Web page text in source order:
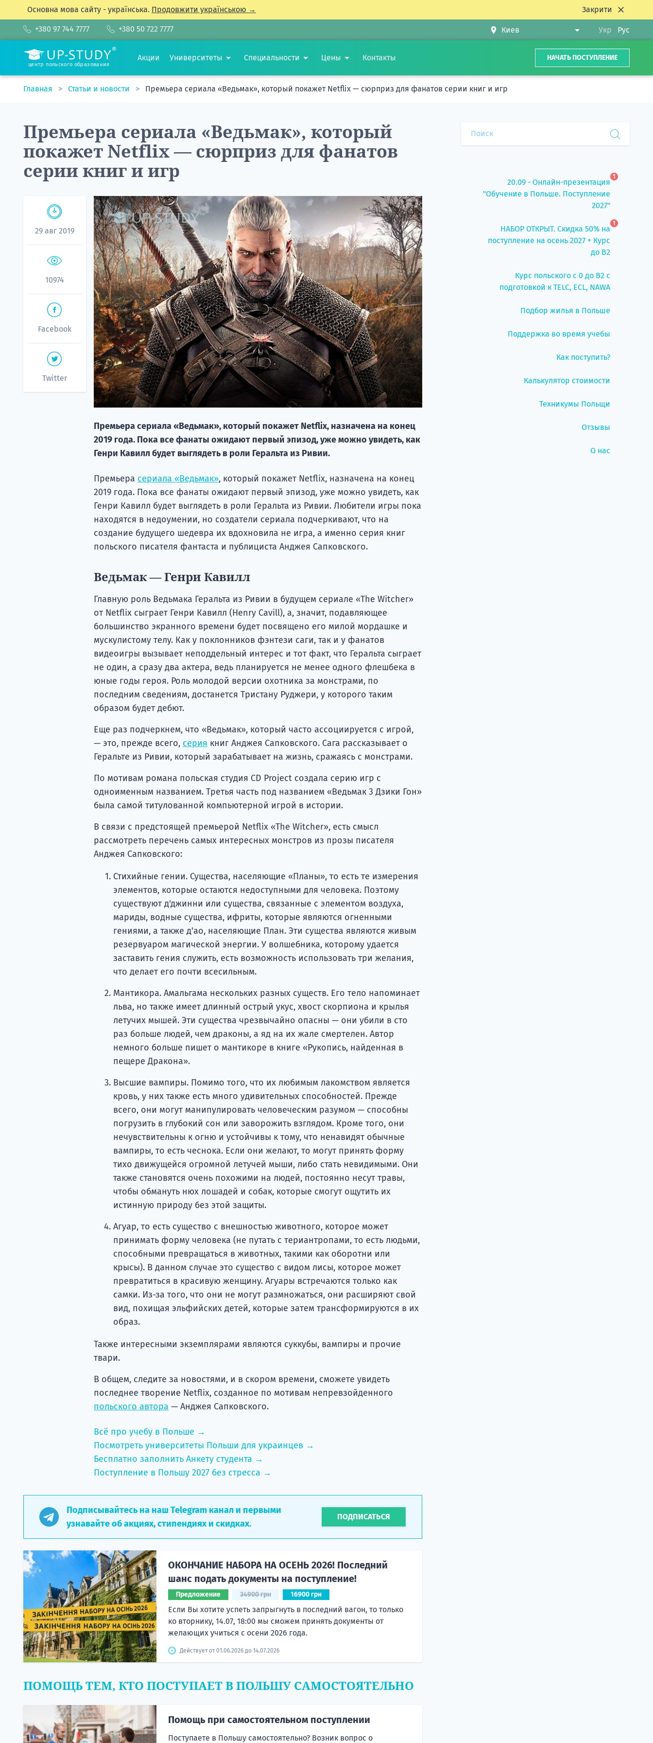
Основна мова сайту - українська. Продовжити українською → Закрити
+380 97 744 7777 +380 50 722 7777 Укр Рус
центр польского образования
Акции Университеты Специальности Цены Контакты НАЧАТЬ ПОСТУПЛЕНИЕ
Главная Статьи и новости Премьера сериала «Ведьмак», который покажет Netflix — сюрприз для фанатов серии книг и игр
Премьера сериала «Ведьмак», который
покажет Netflix — сюрприз для фанатов
серии книг и игр
29 авг 2019
10974
Facebook
Twitter
Премьера сериала «Ведьмак», который покажет Netflix, назначена на конец
2019 года. Пока все фанаты ожидают первый эпизод, уже можно увидеть, как
Генри Кавилл будет выглядеть в роли Геральта из Ривии.
Премьера сериала «Ведьмак», который покажет Netflix, назначена на конец
2019 года. Пока все фанаты ожидают первый эпизод, уже можно увидеть, как
Генри Кавилл будет выглядеть в роли Геральта из Ривии. Любители игры пока
находятся в недоумении, но создатели сериала подчеркивают, что на
создание будущего шедевра их вдохновила не игра, а именно серия книг
польского писателя фантаста и публициста Анджея Сапковского.
Ведьмак — Генри Кавилл
Главную роль Ведьмака Геральта из Ривии в будущем сериале «The Witcher»
от Netflix сыграет Генри Кавилл (Henry Cavill), а, значит, подавляющее
большинство экранного времени будет посвящено его милой мордашке и
мускулистому телу. Как у поклонников фэнтези саги, так и у фанатов
видеоигры вызывает неподдельный интерес и тот факт, что Геральта сыграет
не один, а сразу два актера, ведь планируется не менее одного флешбека в
юные годы героя. Роль молодой версии охотника за монстрами, по
последним сведениям, достанется Тристану Руджери, у которого таким
образом будет дебют.
Еще раз подчеркнем, что «Ведьмак», который часто ассоциируется с игрой,
— это, прежде всего, серия книг Анджея Сапковского. Сага рассказывает о
Геральте из Ривии, который зарабатывает на жизнь, сражаясь с монстрами.
По мотивам романа польская студия CD Project создала серию игр с
одноименным названием. Третья часть под названием «Ведьмак 3 Дзики Гон»
была самой титулованной компьютерной игрой в истории.
В связи с предстоящей премьерой Netflix «The Witcher», есть смысл
рассмотреть перечень самых интересных монстров из прозы писателя
Анджея Сапковского:
Стихийные гении. Существа, населяющие «Планы», то есть те измерения
элементов, которые остаются недоступными для человека. Поэтому
существуют д'джинни или существа, связанные с элементом воздуха,
мариды, водные существа, ифриты, которые являются огненными
гениями, а также д'ао, населяющие План. Эти существа являются живым
резервуаром магической энергии. У волшебника, которому удается
заставить гения служить, есть возможность использовать три желания,
что делает его почти всесильным.
Мантикора. Амальгама нескольких разных существ. Его тело напоминает
льва, но также имеет длинный острый укус, хвост скорпиона и крылья
летучих мышей. Эти существа чрезвычайно опасны — они убили в сто
раз больше людей, чем драконы, а яд на их жале смертелен. Автор
немного больше пишет о мантикоре в книге «Рукопись, найденная в
пещере Дракона».
Высшие вампиры. Помимо того, что их любимым лакомством является
кровь, у них также есть много удивительных способностей. Прежде
всего, они могут манипулировать человеческим разумом — способны
погрузить в глубокий сон или заворожить взглядом. Кроме того, они
нечувствительны к огню и устойчивы к тому, что ненавидят обычные
вампиры, то есть чеснока. Если они желают, то могут принять форму
тихо движущейся огромной летучей мыши, либо стать невидимыми. Они
также становятся очень похожими на людей, постоянно несут травы,
чтобы обмануть нюх лошадей и собак, которые смогут ощутить их
истинную природу без этой защиты.
Агуар, то есть существо с внешностью животного, которое может
принимать форму человека (не путать с териантропами, то есть людьми,
способными превращаться в животных, такими как оборотни или
крысы). В данном случае это существо с видом лисы, которое может
превратиться в красивую женщину. Агуары встречаются только как
самки. Из-за того, что они не могут размножаться, они расширяют свой
вид, похищая эльфийских детей, которые затем трансформируются в их
образ.
Также интересными экземплярами являются суккубы, вампиры и прочие
твари.
В общем, следите за новостями, и в скором времени, сможете увидеть
последнее творение Netflix, созданное по мотивам непревзойденного
польского автора — Анджея Сапковского.
Всё про учебу в Польше →
Посмотреть университеты Польши для украинцев →
Бесплатно заполнить Анкету студента →
Поступление в Польшу 2027 без стресса →
Подписывайтесь на наш Telegram канал и первыми
узнавайте об акциях, стипендиях и скидках.
ПОДПИСАТЬСЯ
ОКОНЧАНИЕ НАБОРА НА ОСЕНЬ 2026! Последний
шанс подать документы на поступление!
Предложение 34900 грн 16900 грн
Если Вы хотите успеть запрыгнуть в последний вагон, то только
ко вторнику, 14.07, 18:00 мы сможем принять документы от
желающих учиться с осени 2026 года.
Действует от 01.06.2026 до 14.07.2026
ПОМОЩЬ ТЕМ, КТО ПОСТУПАЕТ В ПОЛЬШУ САМОСТОЯТЕЛЬНО
Помощь при самостоятельном поступлении
Поступаете в Польшу самостоятельно? Возник вопрос о
20.09 - Онлайн-презентация
"Обучение в Польше. Поступление
2027"
1
НАБОР ОТКРЫТ. Скидка 50% на
поступление на осень 2027 + Курс
до B2
1
Курс польского с 0 до B2 с
подготовкой к TELC, ECL, NAWA
Подбор жилья в Польше
Поддержка во время учебы
Как поступить?
Калькулятор стоимости
Техникумы Польщи
Отзывы
О нас